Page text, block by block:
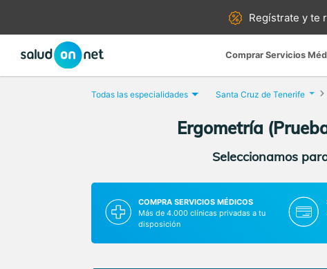
Regístrate yte
Comprar Servicios
Todas las especialidades Santa Cruz de Tenerife
Ergometría
Seleccionamos
COMPRA SERVICIOS MÉDICOS
Más de 4.000 clínicas privadas a tu
disposición